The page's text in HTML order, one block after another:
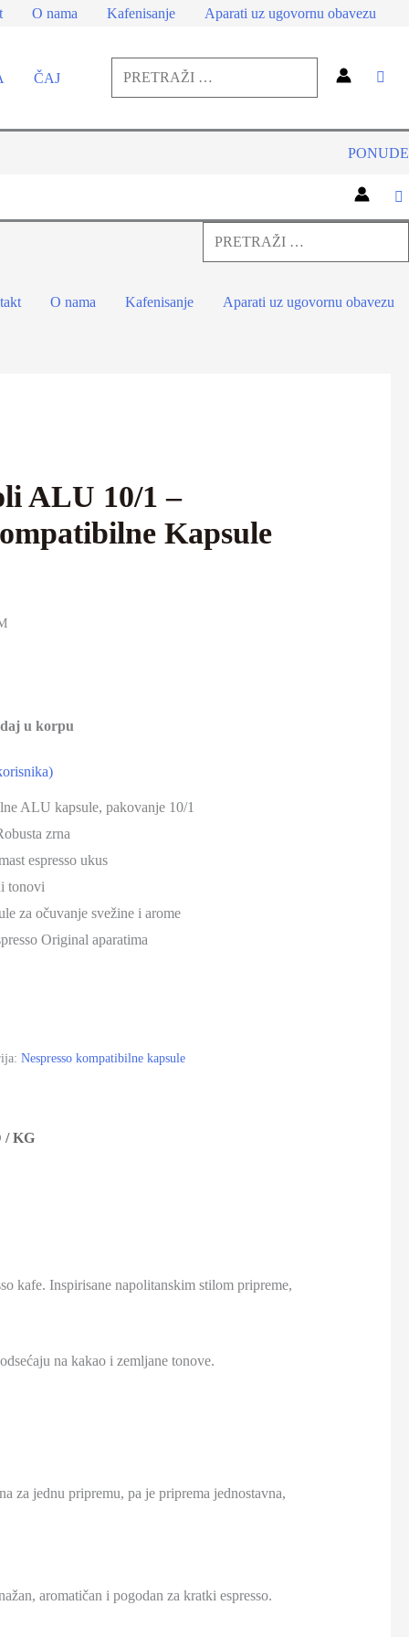
O nama Kafenisanje Aparati uz ugovornu obavezu
ČAJ
Pretraga
za:
PONUDE
Pretraga
za:
O nama Kafenisanje Aparati uz ugovornu obavezu
ALU 10/1 –
Kapsule
u korpu
ALU kapsule, pakovanje 10/1
zrna
espresso ukus
tonovi
za očuvanje svežine i arome
Original aparatima
Nespresso kompatibilne kapsule
/ KG
kafe. Inspirisane napolitanskim stilom pripreme,
na kakao i zemljane tonove.
za jednu pripremu, pa je priprema jednostavna,
aromatičan i pogodan za kratki espresso.
Nespresso
Kapsule